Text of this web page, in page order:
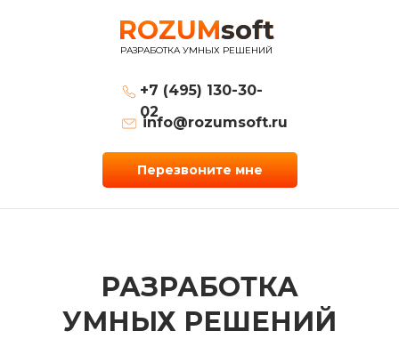
+7 (495) 130-30-
02
Перезвоните мне
info@rozumsoft.ru
ROZUMsoft
РАЗРАБОТКА УМНЫХ РЕШЕНИЙ
РАЗРАБОТКА
УМНЫХ РЕШЕНИЙ